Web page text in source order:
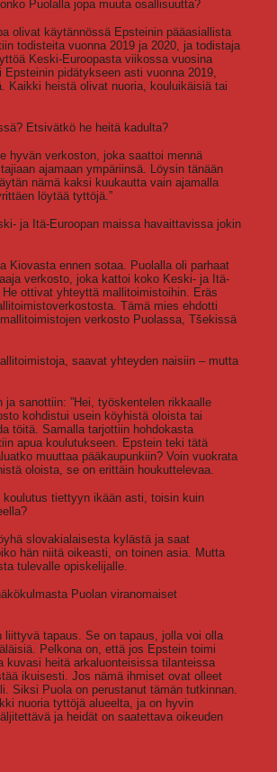
Puolalla jopa muuta osallisuutta?
olivat käytännössä Epsteinin pääasiallista
todisteita vuonna 2019 ja 2020, ja todistaja
Keski-Euroopasta viikossa vuosina
pidätykseen asti vuonna 2019,
Kaikki heistä olivat nuoria, kouluikäisiä tai
Etsivätkö he heitä kadulta?
hyvän verkoston, joka saattoi mennä
ajamaan ympäriinsä. Löysin tänään
nämä kaksi kuukautta vain ajamalla
löytää tyttöjä.”
ja Itä-Euroopan maissa havaittavissa jokin
Kiovasta ennen sotaa. Puolalla oli parhaat
verkosto, joka kattoi koko Keski- ja Itä-
ottivat yhteyttä mallitoimistoihin. Eräs
Tämä mies ehdotti
verkosto Puolassa, Tšekissä
saavat yhteyden naisiin – mutta
sanottiin: ”Hei, työskentelen rikkaalle
kohdistui usein köyhistä oloista tai
töitä. Samalla tarjottiin hohdokasta
apua koulutukseen. Epstein teki tätä
muuttaa pääkaupunkiin? Voin vuokrata
oloista, se on erittäin houkuttelevaa.
koulutus tiettyyn ikään asti, toisin kuin
slovakialaisesta kylästä ja saat
hän niitä oikeasti, on toinen asia. Mutta
tulevalle opiskelijalle.
Puolan viranomaiset
liittyvä tapaus. Se on tapaus, jolla voi olla
Pelkona on, että jos Epstein toimi
kuvasi heitä arkaluonteisissa tilanteissa
ikuisesti. Jos nämä ihmiset ovat olleet
Siksi Puola on perustanut tämän tutkinnan.
nuoria tyttöjä alueelta, ja on hyvin
ja heidät on saatettava oikeuden